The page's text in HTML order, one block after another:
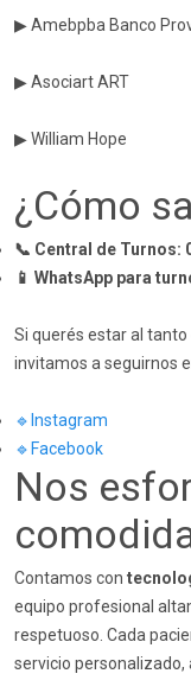
▶ Amebpba Banco
▶ Asociart ART
▶ William Hope
¿Cómo
📞 Central de Turnos:
📱 WhatsApp para
Si querés estar al
invitamos a seguirnos
🔹Instagram
🔹Facebook
Nos
Contamos con
equipo profesional
respetuoso. Cada
servicio personalizado,